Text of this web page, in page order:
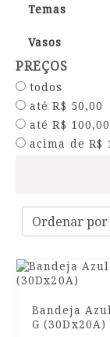
Temas
Vasos
PREÇOS
todos
até R$ 50,00
até R$ 100,00
acima de R$
Bandeja
G (30Dx20A)